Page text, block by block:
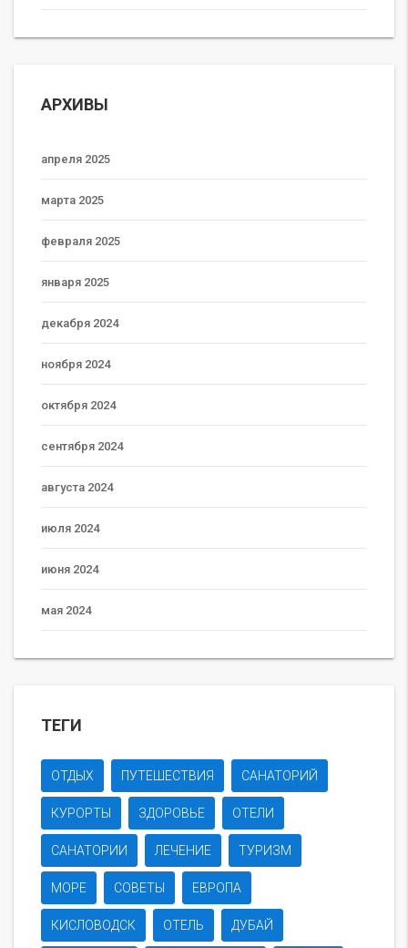
АРХИВЫ
апреля 2025
марта 2025
февраля 2025
января 2025
декабря 2024
ноября 2024
октября 2024
сентября 2024
августа 2024
июля 2024
июня 2024
мая 2024
ТЕГИ
ОТДЫХ ПУТЕШЕСТВИЯ САНАТОРИЙ
КУРОРТЫ ЗДОРОВЬЕ ОТЕЛИ
САНАТОРИИ ЛЕЧЕНИЕ ТУРИЗМ
МОРЕ СОВЕТЫ ЕВРОПА
КИСЛОВОДСК ОТЕЛЬ ДУБАЙ